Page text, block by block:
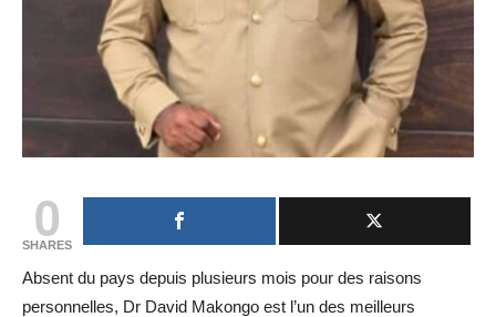
0
SHARES
Absent du pays depuis plusieurs mois pour des raisons
personnelles, Dr David Makongo est l’un des meilleurs